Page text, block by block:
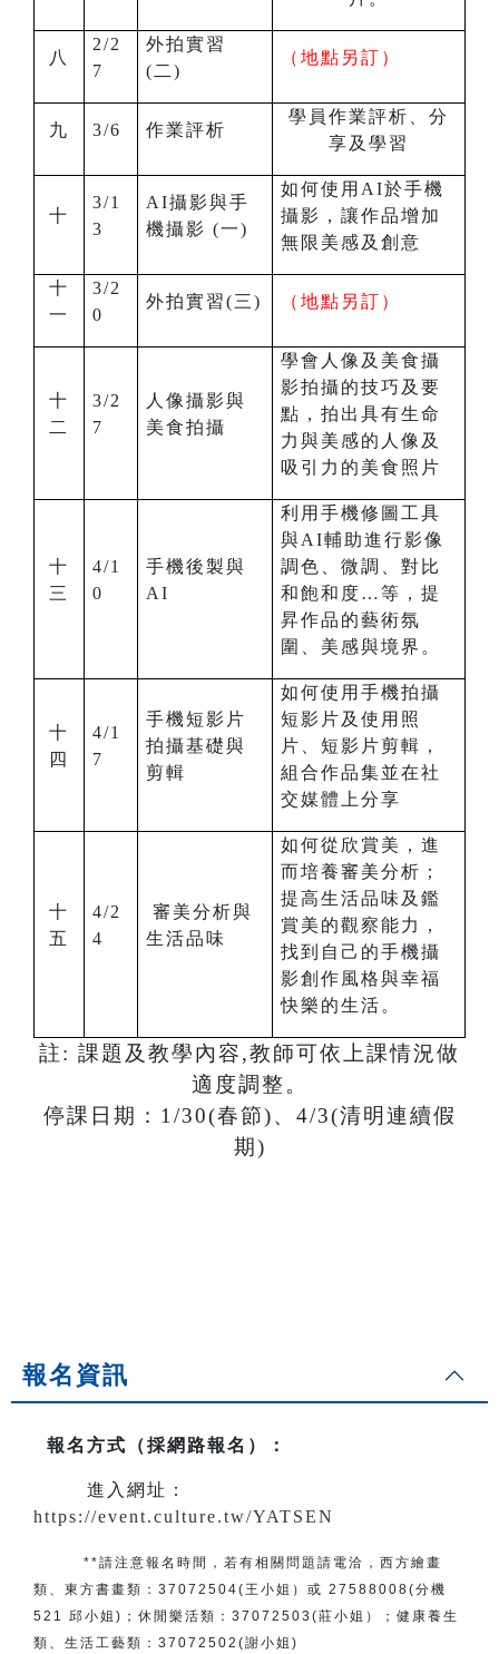
八
2/2
7
外拍實習
(二)
（地點另訂）
九 3/6 作業評析
學員作業評析、分
享及學習
十
3/1
3
AI攝影與手
機攝影 (一)
如何使用AI於手機
攝影，讓作品增加
無限美感及創意
十
一
3/2
0
外拍實習(三) （地點另訂）
十
二
3/2
7
人像攝影與
美食拍攝
學會人像及美食攝
影拍攝的技巧及要
點，拍出具有生命
力與美感的人像及
吸引力的美食照片
十
三
4/1
0
手機後製與
AI
利用手機修圖工具
與AI輔助進行影像
調色、微調、對比
和飽和度…等，提
昇作品的藝術氛
圍、美感與境界。
十
四
4/1
7
手機短影片
拍攝基礎與
剪輯
如何使用手機拍攝
短影片及使用照
片、短影片剪輯，
組合作品集並在社
交媒體上分享
十
五
4/2
4
審美分析與
生活品味
如何從欣賞美，進
而培養審美分析；
提高生活品味及鑑
賞美的觀察能力，
找到自己的手機攝
影創作風格與幸福
快樂的生活。
註: 課題及教學內容,教師可依上課情況做
適度調整。
停課日期： 1/30(春節)、4/3(清明連續假
期)
報名資訊
報名方式（採網路報名） ：
進入網址：
https://event.culture.tw/YATSEN
**請注意報名時間，若有相關問題 請電洽 ， 西方繪畫
類、東方書畫類： 37072504(王小姐）或 27588008(分機
521 邱小姐)； 休閒樂活類： 37072503(莊小姐）； 健康養生
類、生活工藝類： 37072502(謝小姐)